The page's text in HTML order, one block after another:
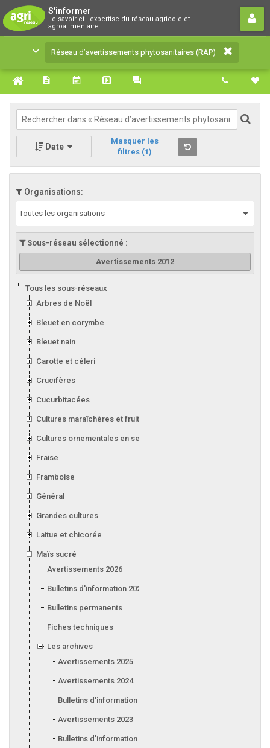
S'informer
Le savoir et l'expertise du réseau agricole et
agroalimentaire
Réseau d’avertissements
phytosanitaires (RAP)
Le savoir et l'expertise du réseau agricole et
agroalimentaire
Réseau d’avertissements phytosanitaires (RAP)
Date
Masquer les
filtres (1)
Organisations:
Toutes les organisations
Sous-réseau sélectionné :
Avertissements 2012
Tous les sous-réseaux
Arbres de Noël
Bleuet en corymbe
Bleuet nain
Carotte et céleri
Crucifères
Cucurbitacées
Cultures maraîchères et fruitières en serre
Cultures ornementales en serre
Fraise
Framboise
Général
Grandes cultures
Laitue et chicorée
Maïs sucré
Avertissements 2026
Bulletins d'information 2026
Bulletins permanents
Fiches techniques
Les archives
Avertissements 2025
Avertissements 2024
Bulletins d'information 2024
Avertissements 2023
Bulletins d'information 2023